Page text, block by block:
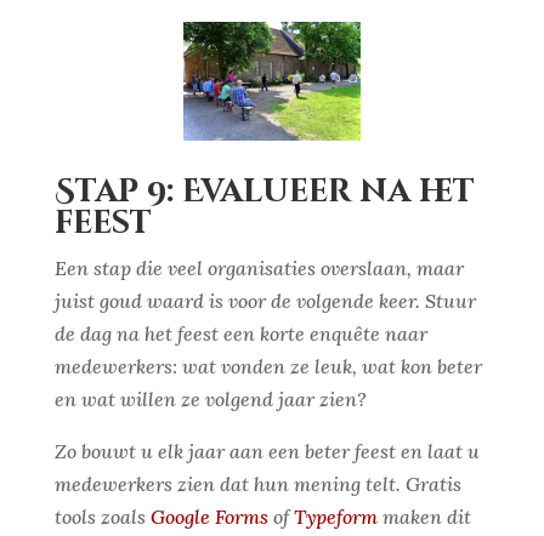
Stap 9: Evalueer na het
feest
Een stap die veel organisaties overslaan, maar
juist goud waard is voor de volgende keer. Stuur
de dag na het feest een korte enquête naar
medewerkers: wat vonden ze leuk, wat kon beter
en wat willen ze volgend jaar zien?
Zo bouwt u elk jaar aan een beter feest en laat u
medewerkers zien dat hun mening telt. Gratis
tools zoals Google FormsofTypeformmaken dit